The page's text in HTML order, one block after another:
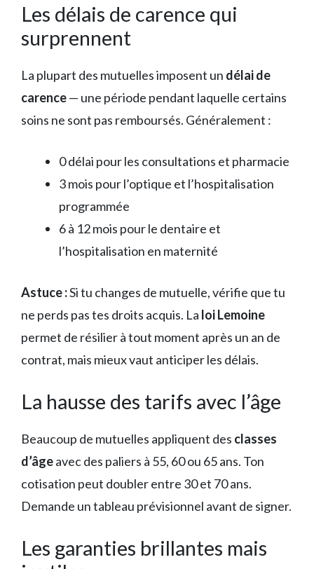
Les délais de carence qui
surprennent
La plupart des mutuelles imposent un délai de
carence— une période pendant laquelle certains
soins ne sont pas remboursés. Généralement :
0 délai pour les consultations et pharmacie
3 mois pour l’optique et l’hospitalisation
programmée
6 à 12 mois pour le dentaire et
l’hospitalisation en maternité
Astuce :Si tu changes de mutuelle, vérifie que tu
ne perds pas tes droits acquis. La loi Lemoine
permet de résilier à tout moment après un an de
contrat, mais mieux vaut anticiper les délais.
La hausse des tarifs avec l’âge
Beaucoup de mutuelles appliquent des classes
d’âgeavec des paliers à 55, 60 ou 65 ans. Ton
cotisation peut doubler entre 30 et 70 ans.
Demande un tableau prévisionnel avant de signer.
Les garanties brillantes mais